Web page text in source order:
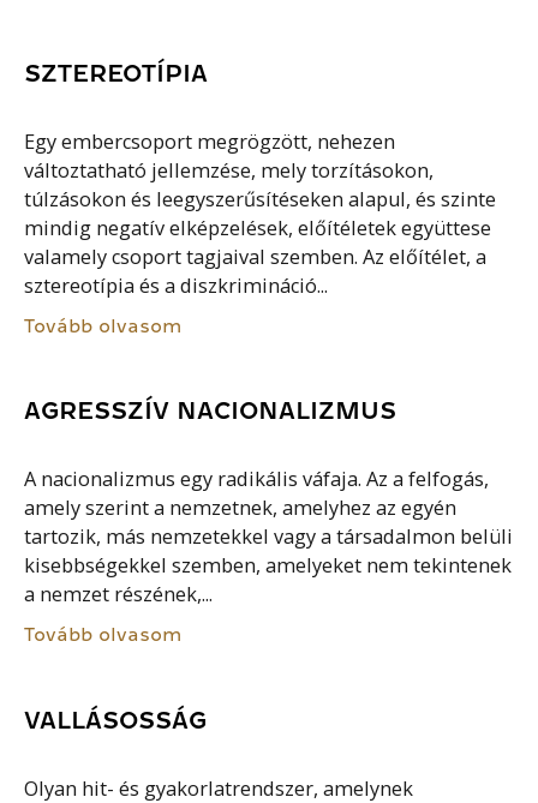
SZTEREOTÍPIA
Egy embercsoport megrögzött, nehezen
változtatható jellemzése, mely torzításokon,
túlzásokon és leegyszerűsítéseken alapul, és szinte
mindig negatív elképzelések, előítéletek együttese
valamely csoport tagjaival szemben. Az előítélet, a
sztereotípia és a diszkrimináció...
Tovább olvasom
AGRESSZÍV NACIONALIZMUS
A nacionalizmus egy radikális váfaja. Az a felfogás,
amely szerint a nemzetnek, amelyhez az egyén
tartozik, más nemzetekkel vagy a társadalmon belüli
kisebbségekkel szemben, amelyeket nem tekintenek
a nemzet részének,...
Tovább olvasom
VALLÁSOSSÁG
Olyan hit- és gyakorlatrendszer, amelynek